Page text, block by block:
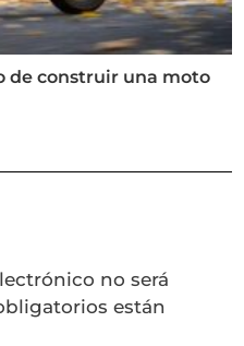
de construir una moto
no será
están